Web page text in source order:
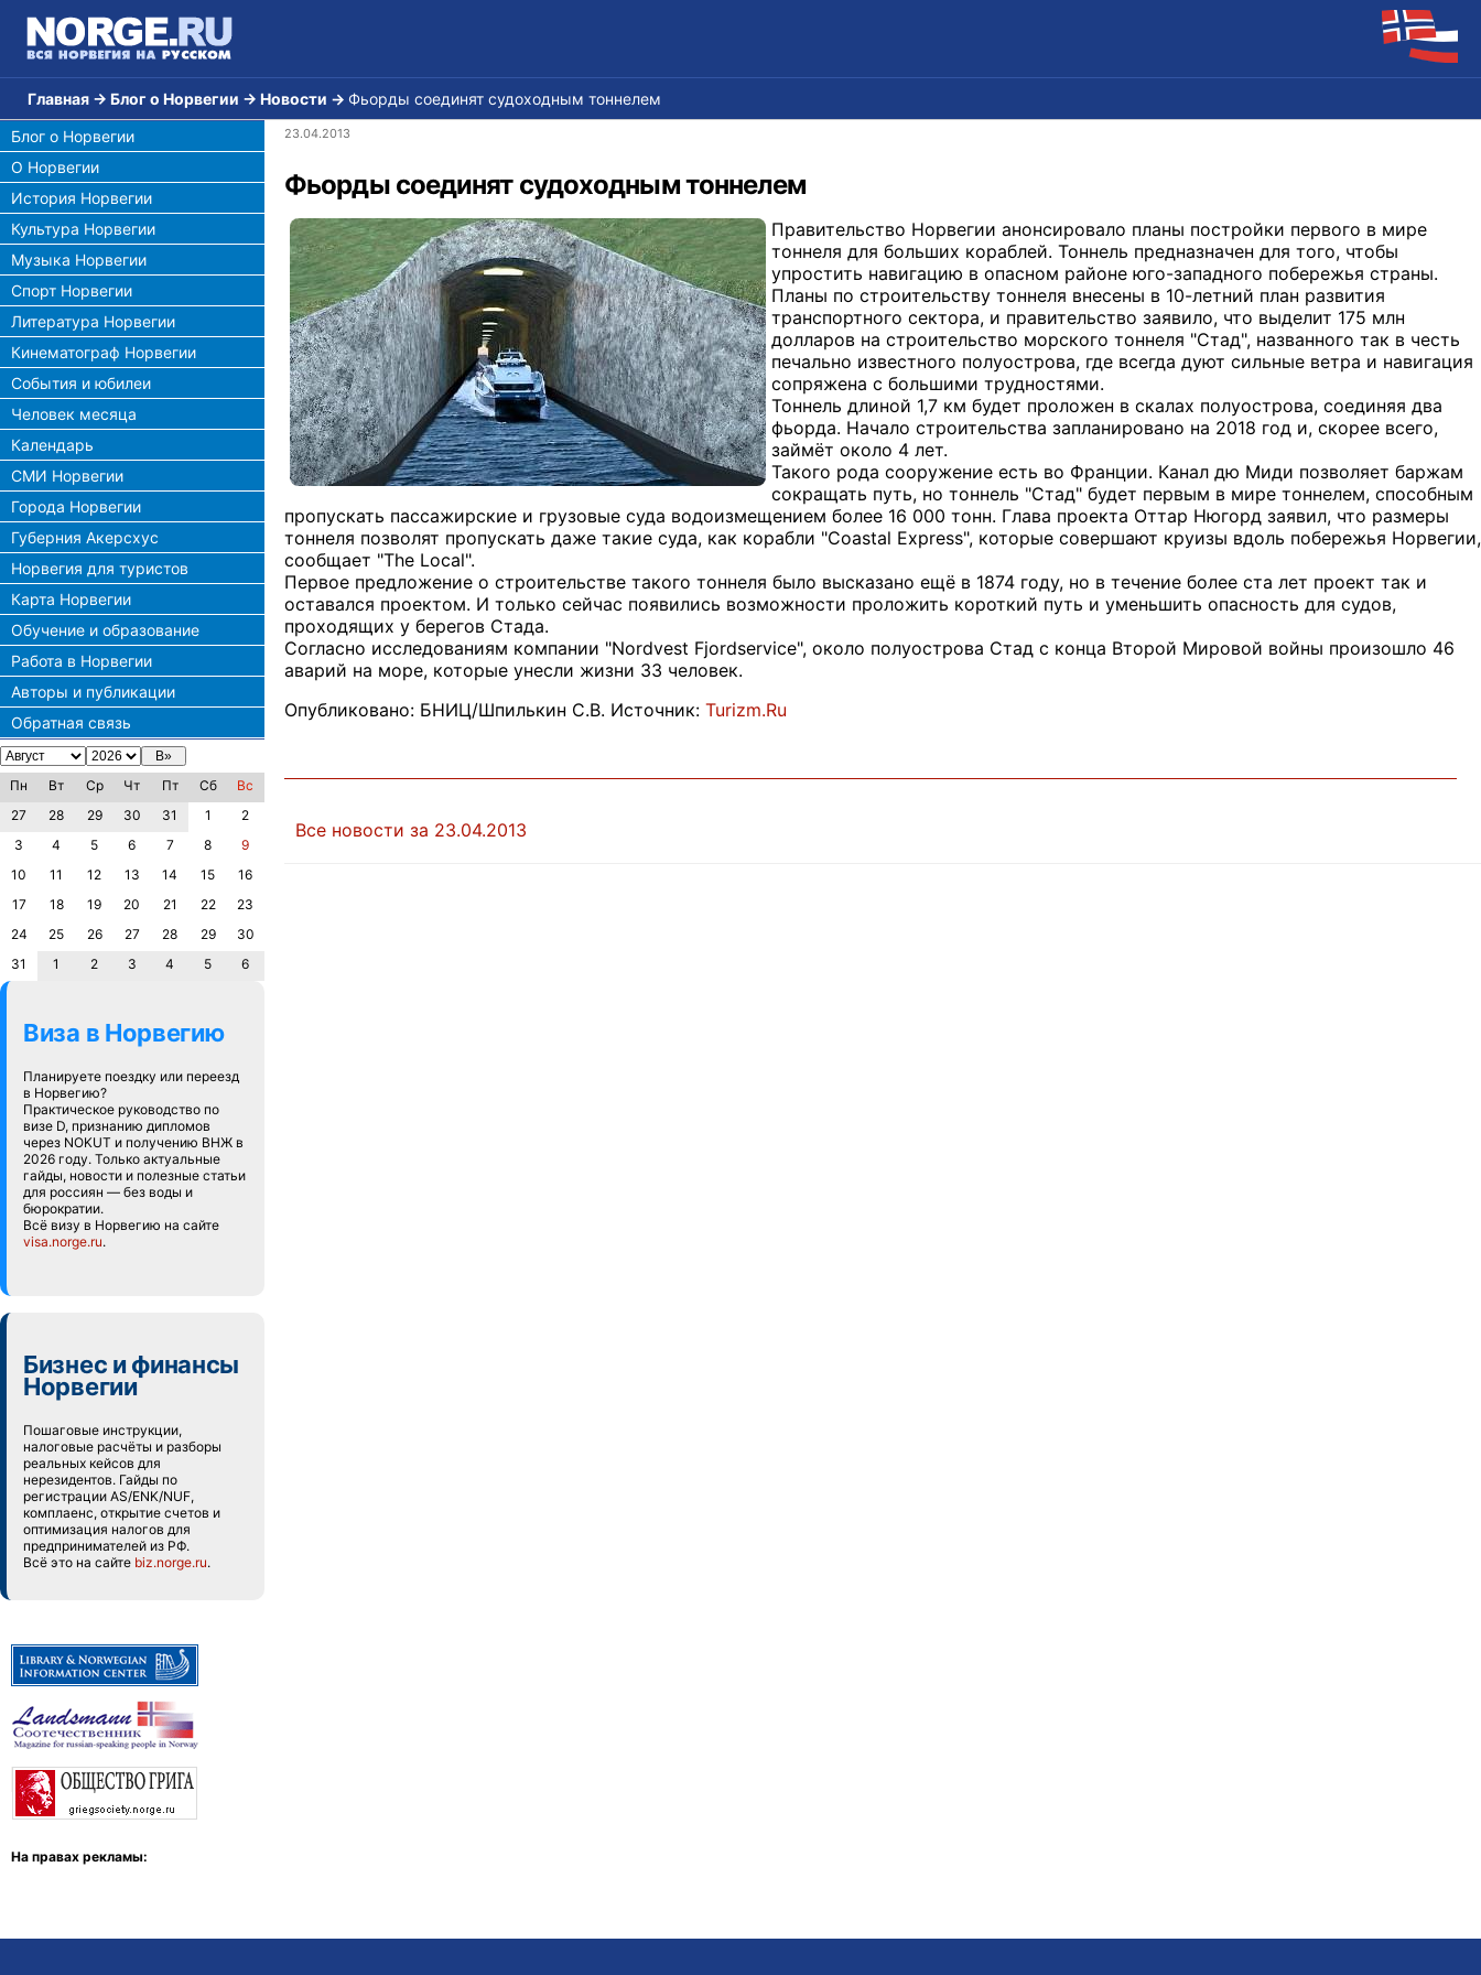
Главная → Блог о Норвегии → Новости → Фьорды соединят судоходным тоннелем
Блог о Норвегии
О Норвегии
История Норвегии
Культура Норвегии
Музыка Норвегии
Спорт Норвегии
Литература Норвегии
Кинематограф Норвегии
События и юбилеи
Человек месяца
Календарь
СМИ Норвегии
Города Норвегии
Губерния Акерсхус
Норвегия для туристов
Карта Норвегии
Обучение и образование
Работа в Норвегии
Авторы и публикации
Обратная связь
Пн Вт Ср Чт Пт Сб
Вс
27
28 29 30 31 1
2
3
4 5 6 7 8
9
10
11 12 13 14 15
16
17
18 19 20 21 22
23
24
25 26 27 28 29
30
31
1 2 3 4 5 6
Виза в Норвегию
Планируете поездку или переезд
в Норвегию?
Практическое руководство по
визе D, признанию дипломов
через NOKUT и получению ВНЖ в
2026 году. Только актуальные
гайды, новости и полезные статьи
для россиян — без воды и
бюрократии.
Всё визу в Норвегию на сайте
visa.norge.ru.
Бизнес и финансы
Норвегии
Пошаговые инструкции,
налоговые расчёты и разборы
реальных кейсов для
нерезидентов. Гайды по
регистрации AS/ENK/NUF,
комплаенс, открытие счетов и
оптимизация налогов для
предпринимателей из РФ.
Всё это на сайте biz.norge.ru.
На правах рекламы:
23.04.2013
Фьорды соединят судоходным тоннелем
Правительство Норвегии анонсировало планы постройки первого в мире
тоннеля для больших кораблей. Тоннель предназначен для того, чтобы
упростить навигацию в опасном районе юго-западного побережья страны.
Планы по строительству тоннеля внесены в 10-летний план развития
транспортного сектора, и правительство заявило, что выделит 175 млн
долларов на строительство морского тоннеля "Стад", названного так в честь
печально известного полуострова, где всегда дуют сильные ветра и навигация
сопряжена с большими трудностями.
Тоннель длиной 1,7 км будет проложен в скалах полуострова, соединяя два
фьорда. Начало строительства запланировано на 2018 год и, скорее всего,
займёт около 4 лет.
Такого рода сооружение есть во Франции. Канал дю Миди позволяет баржам
сокращать путь, но тоннель "Стад" будет первым в мире тоннелем, способным
пропускать пассажирские и грузовые суда водоизмещением более 16 000 тонн. Глава проекта Оттар Нюгорд заявил, что размеры
тоннеля позволят пропускать даже такие суда, как корабли "Coastal Express", которые совершают круизы вдоль побережья Норвегии,
сообщает "The Local".
Первое предложение о строительстве такого тоннеля было высказано ещё в 1874 году, но в течение более ста лет проект так и
оставался проектом. И только сейчас появились возможности проложить короткий путь и уменьшить опасность для судов,
проходящих у берегов Стада.
Согласно исследованиям компании "Nordvest Fjordservicе", около полуострова Стад с конца Второй Мировой войны произошло 46
аварий на море, которые унесли жизни 33 человек.
Опубликовано: БНИЦ/Шпилькин С.В. Источник: Turizm.Ru
Все новости за 23.04.2013